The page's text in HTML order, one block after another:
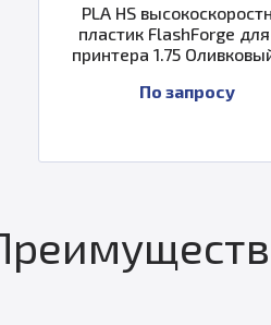
HS высокоскоростной
FlashForge для 3D
1.75 Оливковый 1кг